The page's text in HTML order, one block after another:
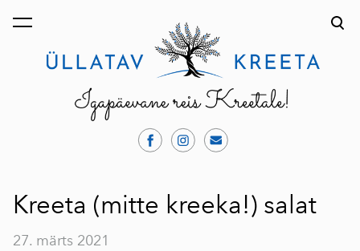
lisati ostukorvi. Vaata ostukorvi
Kreeta (mitte kreeka!) salat
27. märts 2021